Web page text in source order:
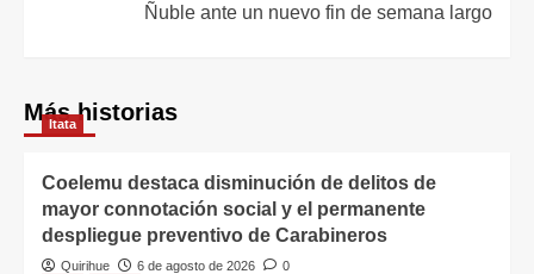
Ñuble ante un nuevo fin de semana largo
Más historias
Itata
Coelemu destaca disminución de delitos de
mayor connotación social y el permanente
despliegue preventivo de Carabineros
Quirihue 6 de agosto de 2026
0